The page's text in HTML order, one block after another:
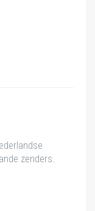
zenders.